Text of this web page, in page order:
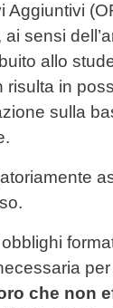
Aggiuntivi
sensi
allo
in
sulla
che non